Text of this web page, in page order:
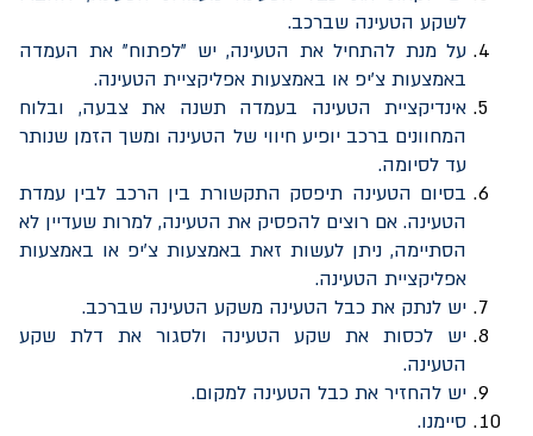
לשקע הטעינה שברכב.
על מנת להתחיל את הטעינה, יש "לפתוח" את העמדה
באמצעות צ'יפ או באמצעות אפליקציית הטעינה.
אינדיקציית הטעינה בעמדה תשנה את צבעה, ובלוח
המחוונים ברכב יופיע חיווי של הטעינה ומשך הזמן שנותר
עד לסיומה.
בסיום הטעינה תיפסק התקשורת בין הרכב לבין עמדת
הטעינה. אם רוצים להפסיק את הטעינה, למרות שעדיין לא
הסתיימה, ניתן לעשות זאת באמצעות צ'יפ או באמצעות
אפליקציית הטעינה.
יש לנתק את כבל הטעינה משקע הטעינה שברכב.
יש לכסות את שקע הטעינה ולסגור את דלת שקע
הטעינה.
יש להחזיר את כבל הטעינה למקום.
סיימנו.